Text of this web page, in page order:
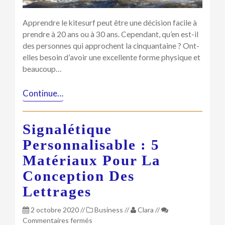
Apprendre le kitesurf peut être une décision facile à
prendre à 20 ans ou à 30 ans. Cependant, qu’en est-il
des personnes qui approchent la cinquantaine ? Ont-
elles besoin d’avoir une excellente forme physique et
beaucoup…
Continue…
Signalétique
Personnalisable : 5
Matériaux Pour La
Conception Des
Lettrages
2 octobre 2020// Business // Clara //
Commentaires fermés